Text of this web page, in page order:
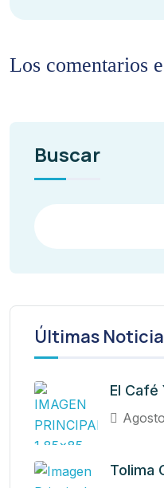
Los comentarios
Buscar
Últimas
El Café
Tolima